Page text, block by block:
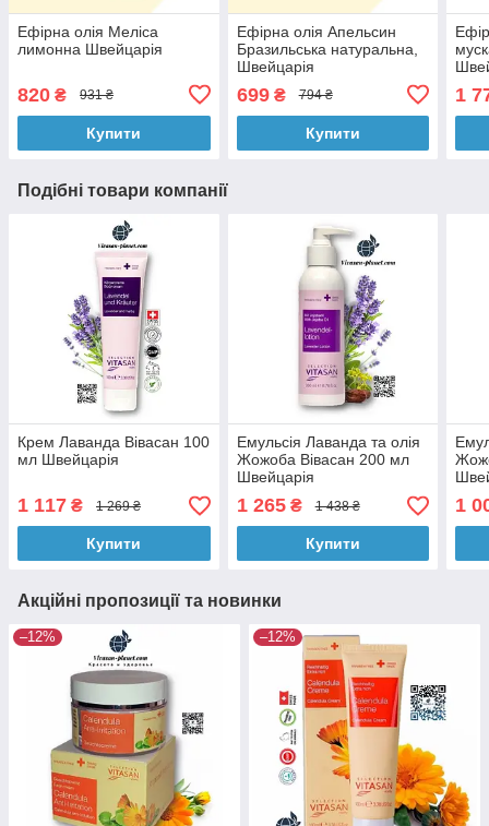
Ефірна олія Меліса
лимонна Швейцарія
820 ₴ 931 ₴
Купити
Ефірна олія Апельсин
Бразильська натуральна,
Швейцарія
699₴ 794 ₴
Купити
1
Подібні товари компанії
Крем Лаванда Вівасан 100
мл Швейцарія
1 117 ₴ 1 269 ₴
Купити
Емульсія Лаванда та олія
Жожоба Вівасан 200 мл
Швейцарія
1 265₴ 1 438 ₴
Купити
1
Акційні пропозиції та новинки
–12% –12%